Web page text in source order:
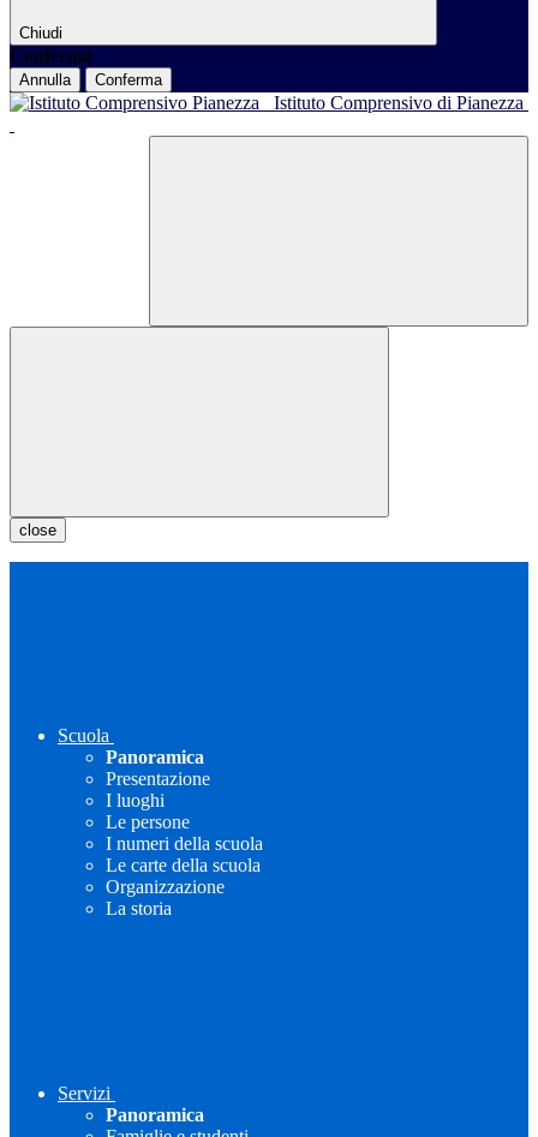
Chiudi
Conferma
Annulla Conferma
Istituto Comprensivo di Pianezza
close
Scuola
Panoramica
Presentazione
I luoghi
Le persone
I numeri della scuola
Le carte della scuola
Organizzazione
La storia
Servizi
Panoramica